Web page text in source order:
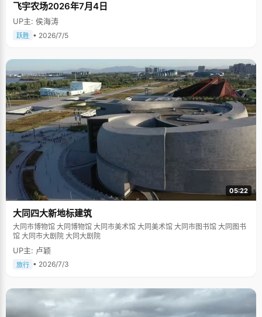
飞宇农场2026年7月4日
UP主: 侯海涛
跃胜 • 2026/7/5
05:22
大同四大新地标建筑
大同市博物馆 大同博物馆 大同市美术馆 大同美术馆 大同市图书馆 大同图书
馆 大同市大剧院 大同大剧院
UP主: 卢颖
旅行 • 2026/7/3